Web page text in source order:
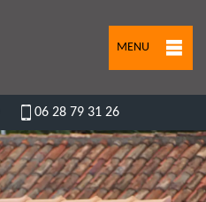
MENU
06 28 79 31 26